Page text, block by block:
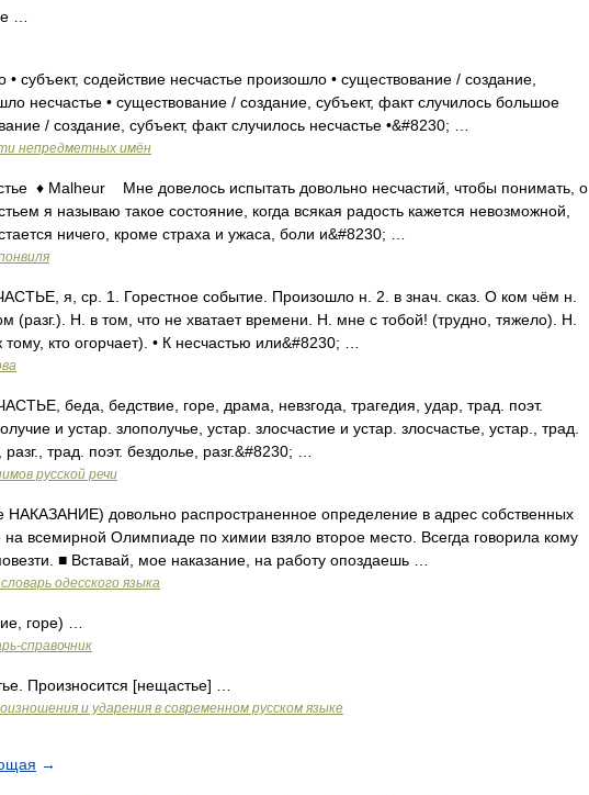
…
субъект, содействие несчастье произошло • существование / создание,
несчастье • существование / создание, субъект, факт случилось большое
/ создание, субъект, факт случилось несчастье •&#8230; …
непредметных имён
♦ Malheur Мне довелось испытать довольно несчастий, чтобы понимать, о
я называю такое состояние, когда всякая радость кажется невозможной,
ничего, кроме страха и ужаса, боли и&#8230; …
я, ср. 1. Горестное событие. Произошло н. 2. в знач. сказ. О ком чём н.
(разг.). Н. в том, что не хватает времени. Н. мне с тобой! (трудно, тяжело). Н.
кто огорчает). • К несчастью или&#8230; …
беда, бедствие, горе, драма, невзгода, трагедия, удар, трад. поэт.
и устар. злополучье, устар. злосчастие и устар. злосчастье, устар., трад.
разг., трад. поэт. бездолье, разг.&#8230; …
русской речи
довольно распространенное определение в адрес собственных
на всемирной Олимпиаде по химии взяло второе место. Всегда говорила кому
■ Вставай, мое наказание, на работу опоздаешь …
одесского языка
горе) …
справочник
Произносится [нещастье] …
и ударения в современном русском языке
→